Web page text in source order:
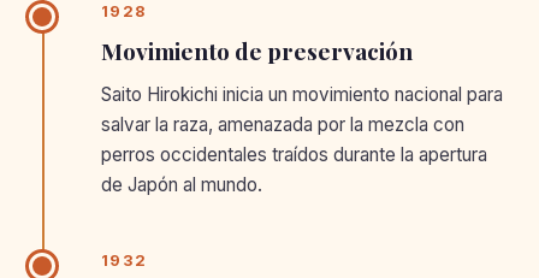
1928
Movimiento de preservación
Saito Hirokichi inicia un movimiento nacional para
salvar la raza, amenazada por la mezcla con
perros occidentales traídos durante la apertura
de Japón al mundo.
1932